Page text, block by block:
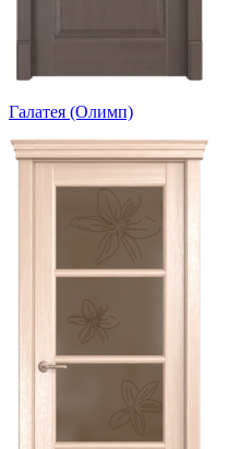
Галатея (Олимп)